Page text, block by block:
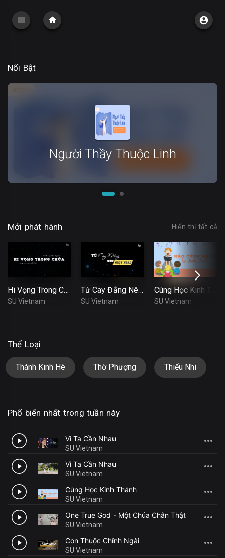
Nổi Bật
Người Thầy Thuộc Linh
Mới phát hành Hiển thị tất cả
Hi Vọng Trong Chúa
SU Vietnam
Từ Cay Đắng Nên Ngọt Ngào
SU Vietnam SU Vietnam
Thể Loại
Thánh Kinh Hè Thờ Phượng Thiếu Nhi
Phổ biến nhất trong tuần này
1 Vì Ta Cần Nhau
SU Vietnam
2 Vì Ta Cần Nhau
SU Vietnam
3 Cùng Học Kinh Thánh
SU Vietnam
4 One True God - Một Chúa Chân Thật
SU Vietnam
5 Con Thuộc Chính Ngài
SU Vietnam